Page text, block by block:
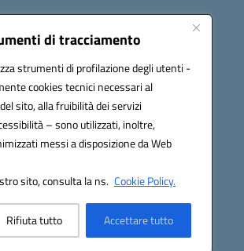
di tracciamento
strumenti di profilazione degli utenti -
cookies tecnici necessari al
sito, alla fruibilità dei servizi
– sono utilizzati, inoltre,
messi a disposizione da Web
sito, consulta la ns. Cookie Policy.
Rifiuta tutto Accettare tutto
Seguici su: